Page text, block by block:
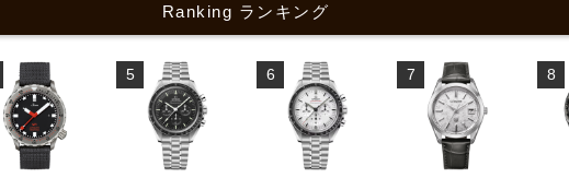
Ranking ランキング
5 6 7 8